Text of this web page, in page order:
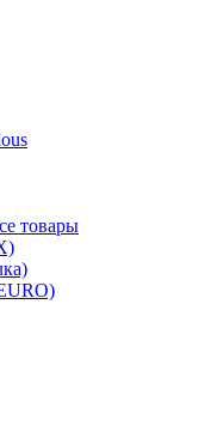
товары